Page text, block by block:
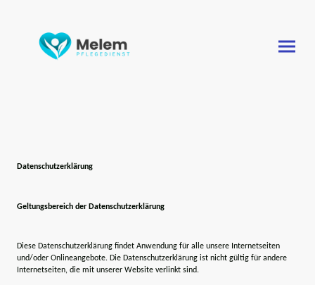
Datenschutzerklärung
Geltungsbereich der Datenschutzerklärung
Diese Datenschutzerklärung findet Anwendung für alle unsere Internetseiten
und/oder Onlineangebote. Die Datenschutzerklärung ist nicht gültig für andere
Internetseiten, die mit unserer Website verlinkt sind.